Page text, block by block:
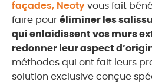
façades, Neoty vous fait
faire pour éliminer les
qui enlaidissent vos murs
redonner leur aspect
méthodes qui ont fait leurs
solution exclusive conçue